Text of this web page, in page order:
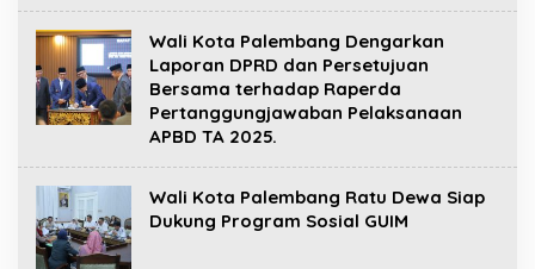
Wali Kota Palembang Dengarkan
Laporan DPRD dan Persetujuan
Bersama terhadap Raperda
Pertanggungjawaban Pelaksanaan
APBD TA 2025.
Wali Kota Palembang Ratu Dewa Siap
Dukung Program Sosial GUIM